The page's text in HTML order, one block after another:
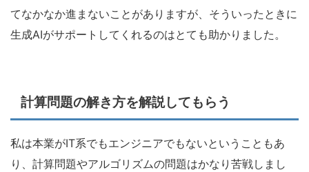
てなかなか進まないことがありますが、そういったときに
生成AIがサポートしてくれるのはとても助かりました。
計算問題の解き方を解説してもらう
私は本業がIT系でもエンジニアでもないということもあ
り、計算問題やアルゴリズムの問題はかなり苦戦しまし